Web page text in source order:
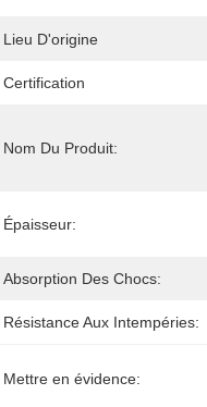
Lieu D'origine
Certification
Nom Du Produit:
Épaisseur:
Absorption Des Chocs:
Résistance Aux Intempéries:
Mettre en évidence: